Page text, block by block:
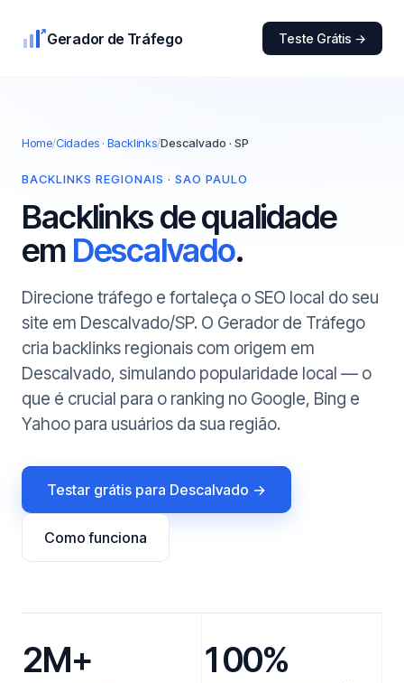
Gerador de Tráfego Teste Grátis →
Home/Cidades · Backlinks/Descalvado · SP
BACKLINKS REGIONAIS · SAO PAULO
Backlinks de qualidade
em Descalvado.
Direcione tráfego e fortaleça o SEO local do seu
site em Descalvado/SP. O Gerador de Tráfego
cria backlinks regionais com origem em
Descalvado, simulando popularidade local — o
que é crucial para o ranking no Google, Bing e
Yahoo para usuários da sua região.
Testar grátis para Descalvado →
Como funciona
2M+ 100%